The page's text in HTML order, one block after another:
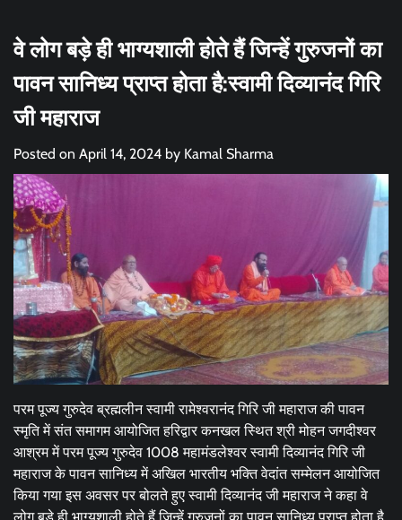
वे लोग बड़े ही भाग्यशाली होते हैं जिन्हें गुरुजनों का
पावन सानिध्य प्राप्त होता है:स्वामी दिव्यानंद गिरि
जी महाराज
Posted on April 14, 2024 by Kamal Sharma
परम पूज्य गुरुदेव ब्रह्मलीन स्वामी रामेश्वरानंद गिरि जी महाराज की पावन
स्मृति में संत समागम आयोजित हरिद्वार कनखल स्थित श्री मोहन जगदीश्वर
आश्रम में परम पूज्य गुरुदेव 1008 महामंडलेश्वर स्वामी दिव्यानंद गिरि जी
महाराज के पावन सानिध्य में अखिल भारतीय भक्ति वेदांत सम्मेलन आयोजित
किया गया इस अवसर पर बोलते हुए स्वामी दिव्यानंद जी महाराज ने कहा वे